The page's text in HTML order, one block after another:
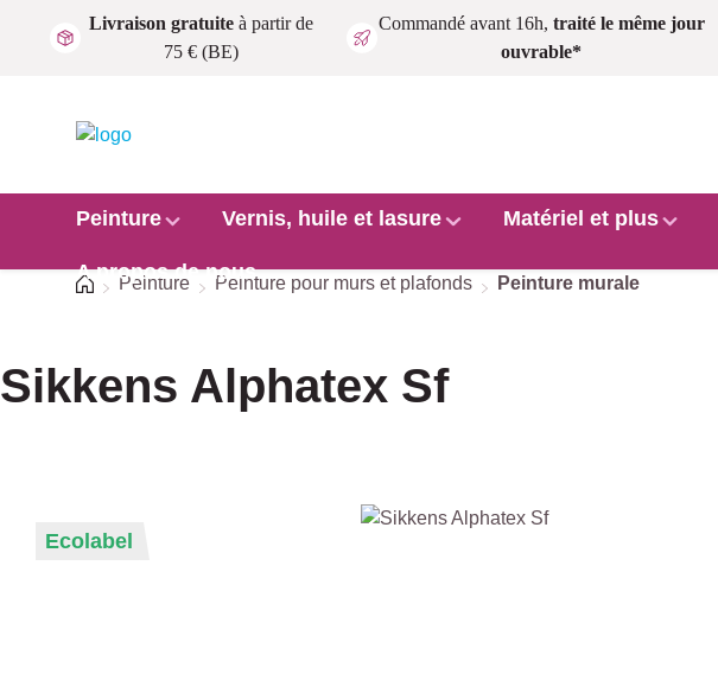
Passer au contenu principal
Livraison gratuite à partir de
75 € (BE)
Commandé avant 16h, traité le même jour
ouvrable*
Peinture Vernis, huile et lasure Matériel et plus
A propos de nous
Accueil
Peinture Peinture pour murs et plafonds Peinture murale
Sikkens Alphatex Sf
Ecolabel